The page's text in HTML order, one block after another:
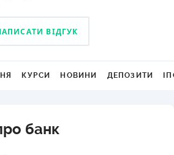
ВІДГУК
КУРСИ НОВИНИ ДЕПОЗИТИ
банк